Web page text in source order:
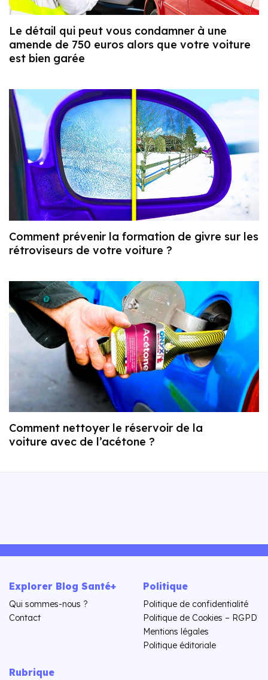
Le détail qui peut vous condamner à une
amende de 750 euros alors que votre voiture
est bien garée
Comment prévenir la formation de givre sur les
rétroviseurs de votre voiture ?
Comment nettoyer le réservoir de la
voiture avec de l’acétone ?
Explorer Blog Santé+
Qui sommes-nous ?
Contact
Politique
Politique de confidentialité
Politique de Cookies – RGPD
Mentions légales
Politique éditoriale
Rubrique